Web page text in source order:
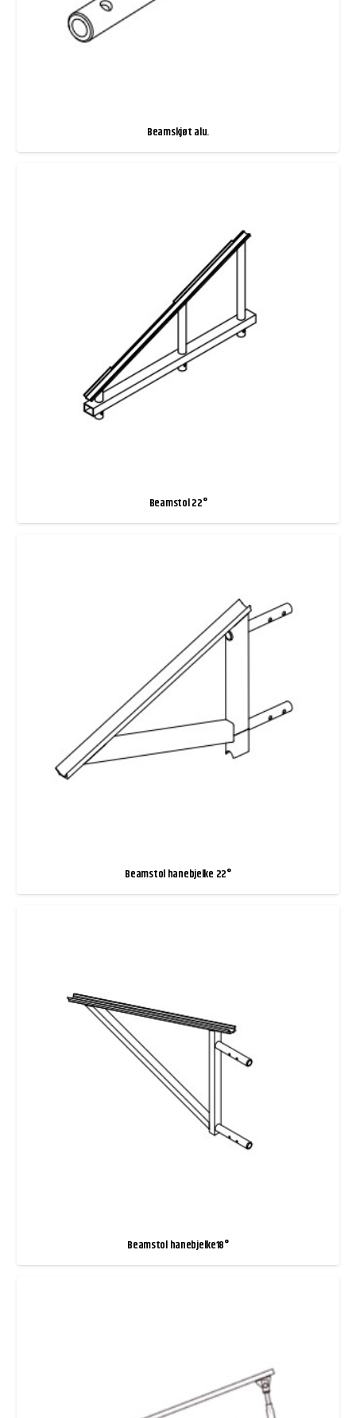
Beamskjøt alu.
Beamstol 22°
Beamstol hanebjelke 22°
Beamstol hanebjelke18°